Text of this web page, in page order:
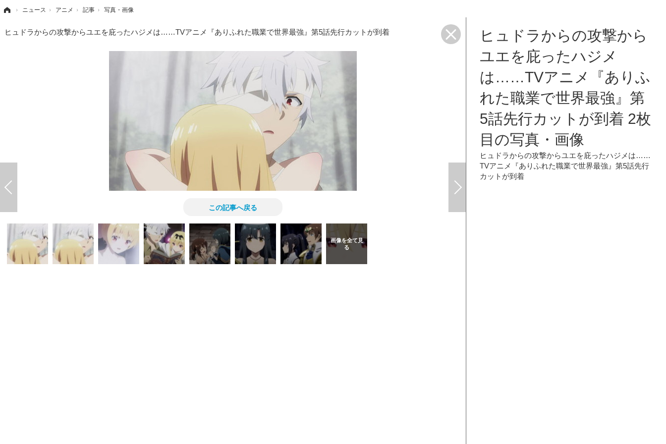
› ニュース › アニメ › 記事 › 写真・画像
ヒュドラからの攻撃からユエを庇ったハジメは……TVアニメ『ありふれた職業で世界最強』第5話先行カットが到着
この記事へ戻る
ヒュドラからの攻撃から
ユエを庇ったハジメ
は……TVアニメ『ありふ
れた職業で世界最強』第
5話先行カットが到着 2枚
目の写真・画像
ヒュドラからの攻撃からユエを庇ったハジメは……
TVアニメ『ありふれた職業で世界最強』第5話先行
カットが到着